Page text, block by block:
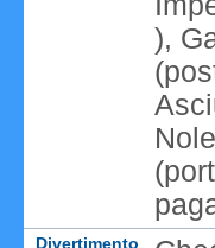
),
Divertimento